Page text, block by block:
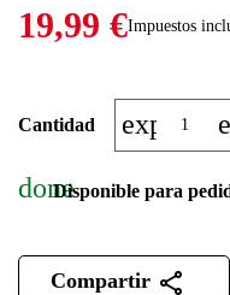
19,99 €Impuestos
Cantidad
doneDisponible para
Compartir